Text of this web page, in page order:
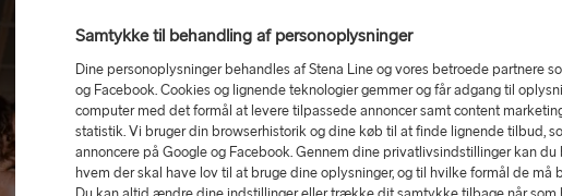
Samtykke til behandling af personoplysninger
Dine personoplysninger behandles af Stena Line og vores betroede partnere
og Facebook. Cookies og lignende teknologier gemmer og får adgang til
computer med det formål at levere tilpassede annoncer samt content
statistik. Vi bruger din browserhistorik og dine køb til at finde lignende tilbud,
annoncere på Google og Facebook. Gennem dine privatlivsindstillinger kan du
hvem der skal have lov til at bruge dine oplysninger, og til hvilke formål de må